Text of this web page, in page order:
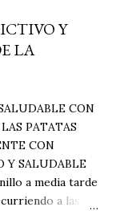
Y
LA
CON
PATATAS
CON
Y SALUDABLE
a media tarde
a las